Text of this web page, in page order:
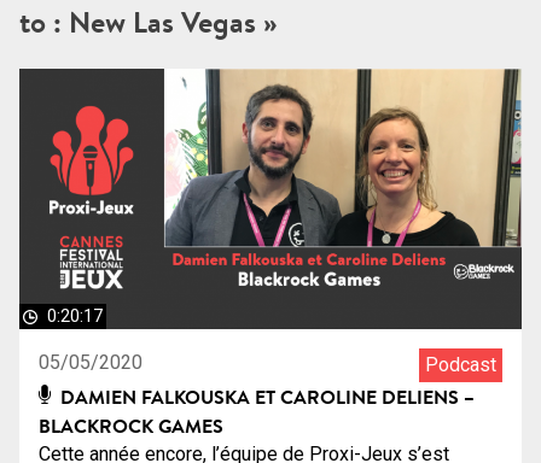
to : New Las Vegas »
0:20:17
05/05/2020 Podcast
DAMIEN FALKOUSKA ET CAROLINE DELIENS –
BLACKROCK GAMES
Cette année encore, l’équipe de Proxi-Jeux s’est